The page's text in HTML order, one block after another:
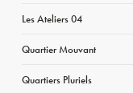
Les Ateliers 04
Quartier Mouvant
Quartiers Pluriels